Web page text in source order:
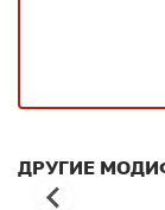
ДРУГИЕ